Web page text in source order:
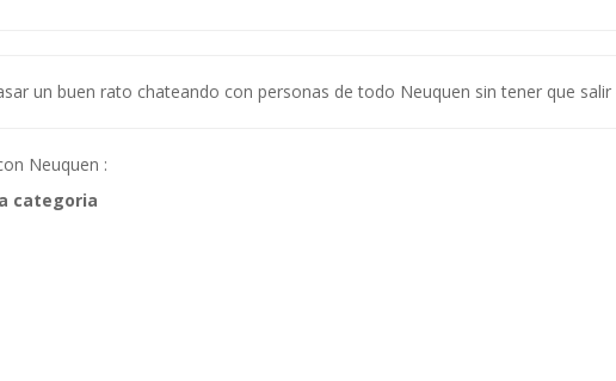
un buen rato chateando con personas de todo Neuquen sin tener que salir
Neuquen :
categoria